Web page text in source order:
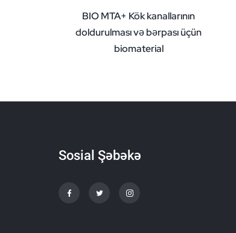
BIO MTA+ Kök kanallarının
doldurulması və bərpası üçün
biomaterial
Sosial Şəbəkə